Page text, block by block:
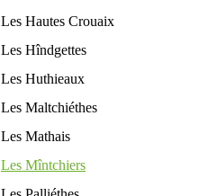
Les Hautes Crouaix
Les Hîndgettes
Les Huthieaux
Les Maltchiéthes
Les Mathais
Les Mîntchiers